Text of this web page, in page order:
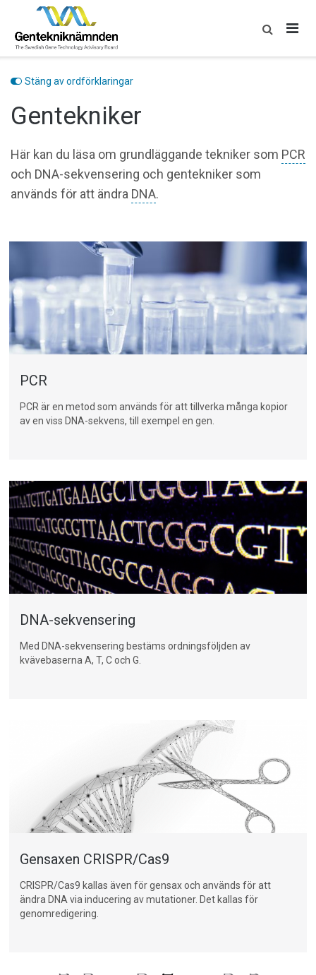
content
Stäng av ordförklaringar
Gentekniker
Här kan du läsa om grundläggande tekniker som PCR
och DNA-sekvensering och gentekniker som
används för att ändra DNA.
PCR
PCRär en metod som används för att tillverka många kopior
av en viss DNA-sekvens, till exempel en gen.
DNA-sekvensering
Med DNA-sekvensering bestäms ordningsföljden av
kvävebaserna A, T, C och G.
Gensaxen CRISPR/Cas9
CRISPR/Cas9 kallas även förgensaxoch används för att
ändra DNAvia inducering av mutationer. Det kallas för
genomredigering.